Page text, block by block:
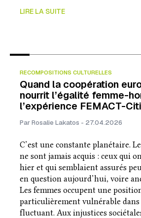
LIRE LA SUITE
RECOMPOSITIONS CULTURELLES
Quand la coopération
nourrit l’égalité femme-
l’expérience FEMACT-
Par Rosalie Lakatos - 27.04.2026
C’est une constante planétaire.
ne sont jamais acquis : ceux qui
hier et qui semblaient assurés
en question aujourd’hui, voire
Les femmes occupent une
particulièrement vulnérable dans
fluctuant. Aux injustices